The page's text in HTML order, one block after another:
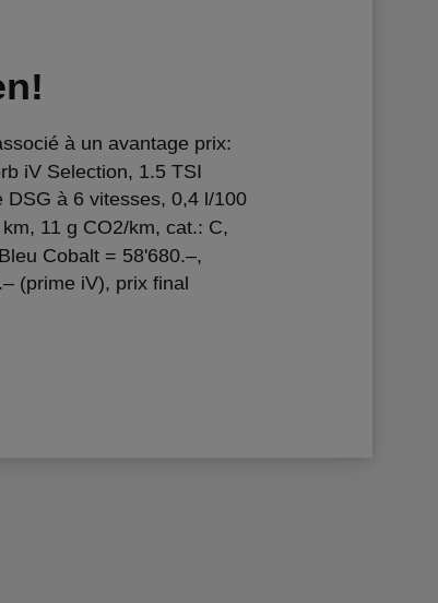
à un avantage prix:
iV Selection, 1.5 TSI
DSG à 6 vitesses, 0,4 l/100
11 g CO2/km, cat.: C,
Cobalt = 58'680.–,
(prime iV), prix final